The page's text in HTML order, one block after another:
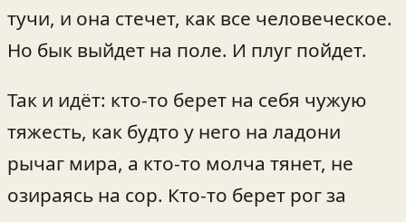
тучи, и она стечет, как все человеческое.
Но бык выйдет на поле. И плуг пойдет.
Так и идёт: кто-то берет на себя чужую
тяжесть, как будто у него на ладони
рычаг мира, а кто-то молча тянет, не
озираясь на сор. Кто-то берет рог за